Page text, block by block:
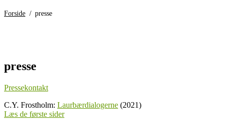
Forside / presse
presse
Pressekontakt
C.Y. Frostholm: Laurbærdialogerne (2021)
Læs de første sider